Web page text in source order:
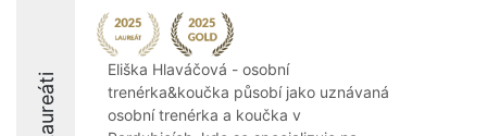
Laureáti
Eliška Hlaváčová - osobní
trenérka&koučka působí jako uznávaná
osobní trenérka a koučka v